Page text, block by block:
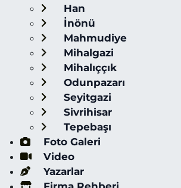
Han
İnönü
Mahmudiye
Mihalgazi
Mihalıççık
Odunpazarı
Seyitgazi
Sivrihisar
Tepebaşı
Foto Galeri
Video
Yazarlar